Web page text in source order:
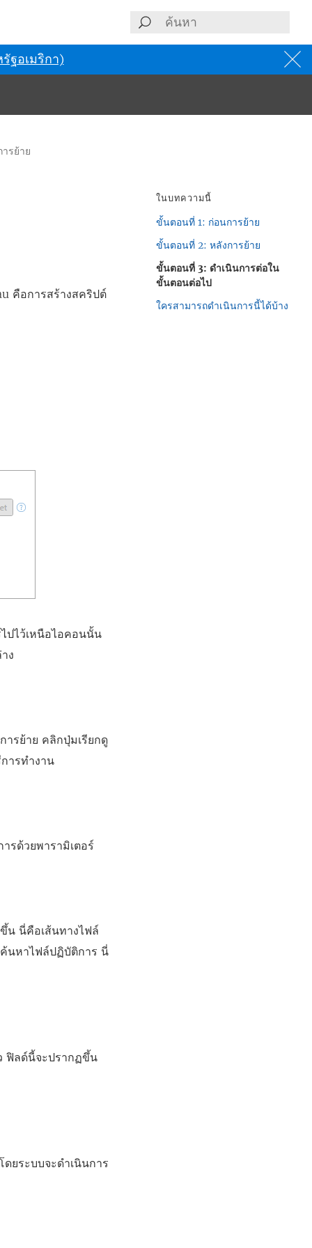
ฐอเมริกา)
รย้าย
คือการสร้างสคริปต์
ปไว้เหนือไอคอนนั้น
ง
ารย้าย คลิกปุ่มเรียกดู
ารทำงาน
รด้วยพารามิเตอร์
น นี่คือเส้นทางไฟล์
ค้นหาไฟล์ปฏิบัติการ นี่
ฟิลด์นี้จะปรากฏขึ้น
ยระบบจะดำเนินการ
ในบทความนี้
ขั้นตอนที่ 1: ก่อนการย้าย
ขั้นตอนที่ 2: หลังการย้าย
ขั้นตอนที่ 3: ดำเนินการต่อใน
ขั้นตอนต่อไป
ใครสามารถดำเนินการนี้ได้บ้าง